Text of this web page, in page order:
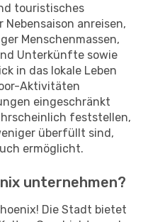
touristisches
Nebensaison anreisen,
Menschenmassen,
Unterkünfte sowie
in das lokale Leben
Aktivitäten
eingeschränkt
feststellen,
überfüllt sind,
ermöglicht.
unternehmen?
Die Stadt bietet